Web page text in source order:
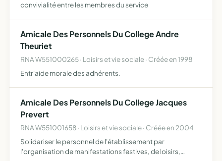
convivialité entre les membres du service
Amicale Des Personnels Du College Andre
Theuriet
RNA W551000265 · Loisirs et vie sociale · Créée en 1998
Entr'aide morale des adhérents.
Amicale Des Personnels Du College Jacques
Prevert
RNA W551001658 · Loisirs et vie sociale · Créée en 2004
Solidariser le personnel de l'établissement par
l'organisation de manifestations festives, de loisirs,